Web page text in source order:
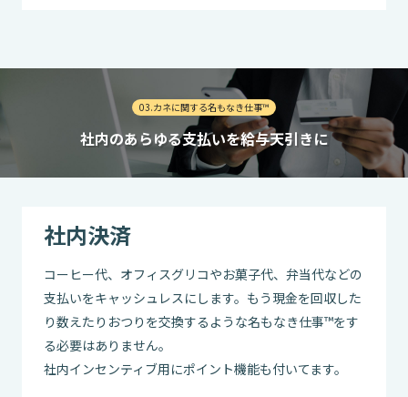
03.カネに関する名もなき仕事™
社内のあらゆる支払いを給与天引きに
社内決済
コーヒー代、オフィスグリコやお菓子代、弁当代などの
支払いをキャッシュレスにします。もう現金を回収した
り数えたりおつりを交換するような名もなき仕事™をす
る必要はありません。
社内インセンティブ用にポイント機能も付いてます。